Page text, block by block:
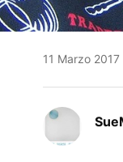
11 Marzo 2017